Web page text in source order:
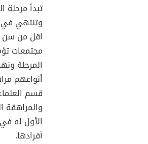
مجتمعات
المرحلة
أنواعهم
قسم
والمراهقة
الأول له
أفرادها.